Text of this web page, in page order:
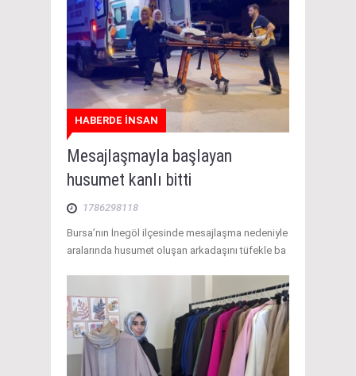
HABERDE İNSAN
Mesajlaşmayla başlayan
husumet kanlı bitti
1786298118
Bursa’nın İnegöl ilçesinde mesajlaşma nedeniyle
aralarında husumet oluşan arkadaşını tüfekle ba